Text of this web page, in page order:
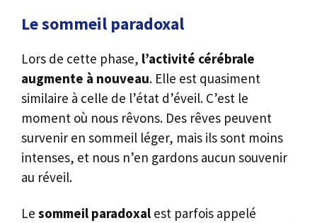
Le sommeil paradoxal
Lors de cette phase, l’activité cérébrale
augmente à nouveau. Elle est quasiment
similaire à celle de l’état d’éveil. C’est le
moment où nous rêvons. Des rêves peuvent
survenir en sommeil léger, mais ils sont moins
intenses, et nous n’en gardons aucun souvenir
au réveil.
Le sommeil paradoxal est parfois appelé